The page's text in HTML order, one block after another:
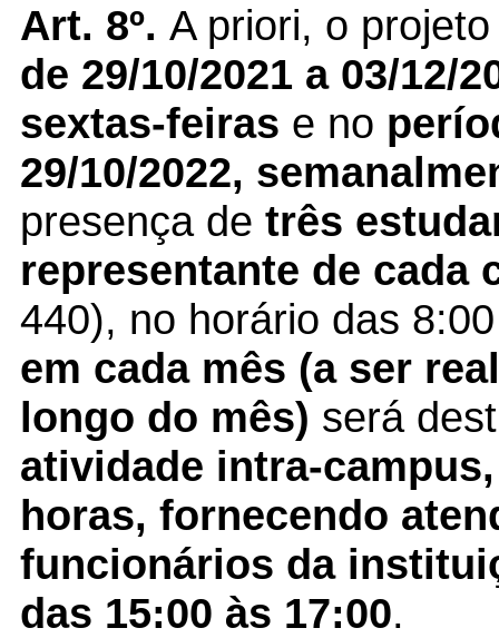
Art. 8º. A priori, o
de 29/10/2021 a 03/12/
sextas-feiras e no
29/10/2022,
presença de três
representante de cada
440), no horário das
em cada mês (a ser
longo do mês) será
atividade intra-
horas, fornecendo
funcionários da
das 15:00 às 17:00.